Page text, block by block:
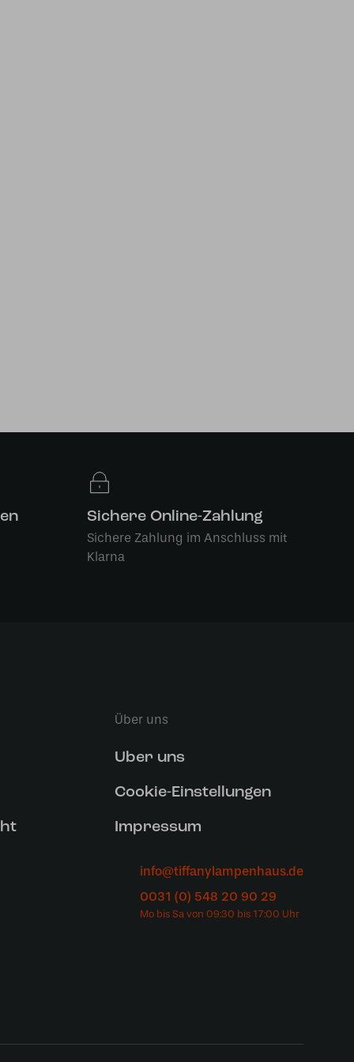
Sichere Online-Zahlung
Sichere Zahlung im Anschluss mit
Klarna
Über uns
Uber uns
Cookie-Einstellungen
Impressum
info@tiffanylampenhaus.de
0031 (0) 548 20 90 29